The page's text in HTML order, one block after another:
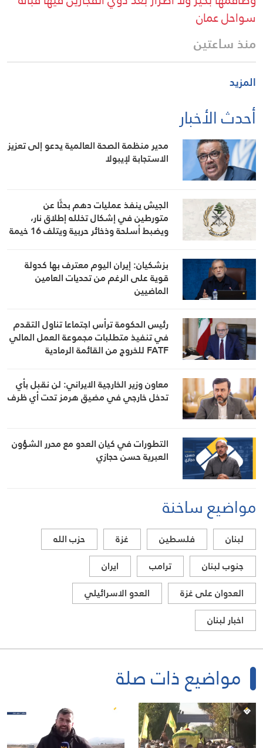
سواحل عمان
منذ ساعتين
المزيد
أحدث الأخبار
مدير منظمة الصحة العالمية يدعو إلى تعزيز
الاستجابة لإيبولا
الجيش ينفذ عمليات دهم بحثًا عن
متورطين في إشكال تخلله إطلاق نار،
ويضبط أسلحة وذخائر حربية ويتلف 16 خيمة
بزشكيان: إيران اليوم معترف بها كدولة
قوية على الرغم من تحديات العامين
الماضيين
رئيس الحكومة ترأس اجتماعا تناول التقدم
في تنفيذ متطلبات مجموعة العمل المالي
FATF للخروج من القائمة الرمادية
معاون وزير الخارجية الايراني: لن نقبل بأي
تدخل خارجي في مضيق هرمز تحت أي ظرف
التطورات في كيان العدو مع محرر الشؤون
العبرية حسن حجازي
مواضيع ساخنة
لبنان فلسطين غزة
حزب الله
جنوب لبنان
ترامب
ايران
العدوان على غزة
العدو الاسرائيلي
اخبار لبنان
مواضيع ذات صلة